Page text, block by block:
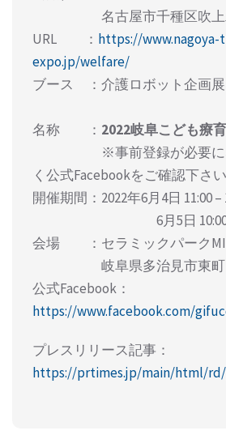
名古屋市千種区吹上二
URL ： https://www.nagoya-
expo.jp/welfare/
ブース ：介護ロボット企画
名称 ： 2022岐阜こども療
※事前登録が必要にな
く公式Facebookをご確認下さい
開催期間：2022年6月4日 11:00 –
6月5日 10:00 –
会場 ：セラミックパーク
岐阜県多治見市東町４
公式Facebook：
https://www.facebook.com/
プレスリリース記事：
https://prtimes.jp/main/html/rd/